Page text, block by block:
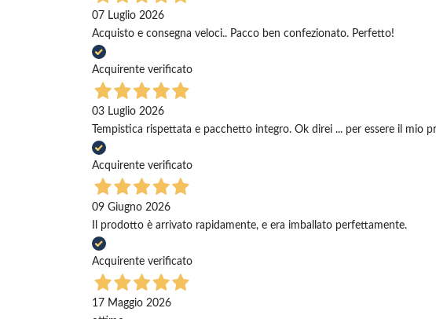
07 Luglio 2026
Acquisto e consegna veloci.. Pacco ben confezionato. Perfetto!
Acquirente verificato
03 Luglio 2026
Tempistica rispettata e pacchetto integro. Ok direi ... per essere il mio
Acquirente verificato
09 Giugno 2026
Il prodotto è arrivato rapidamente, e era imballato perfettamente.
Acquirente verificato
17 Maggio 2026